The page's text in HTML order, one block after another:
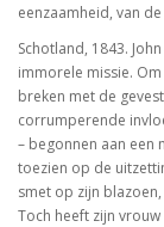
eenzaamheid, van
Schotland, 1843.
immorele missie.
breken met de
corrumperende
– begonnen aan een
toezien op de
smet op zijn
Toch heeft zijn